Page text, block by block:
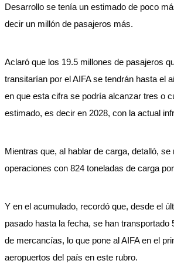
Desarrollo se tenía un estimado de poco
decir un millón de pasajeros más.
Aclaró que los 19.5 millones de pasajeros
transitarían por el AIFA se tendrán hasta el
en que esta cifra se podría alcanzar tres o
estimado, es decir en 2028, con la actual
Mientras que, al hablar de carga, detalló, se
operaciones con 824 toneladas de carga
Y en el acumulado, recordó que, desde el
pasado hasta la fecha, se han transportado
de mercancías, lo que pone al AIFA en el
aeropuertos del país en este rubro.